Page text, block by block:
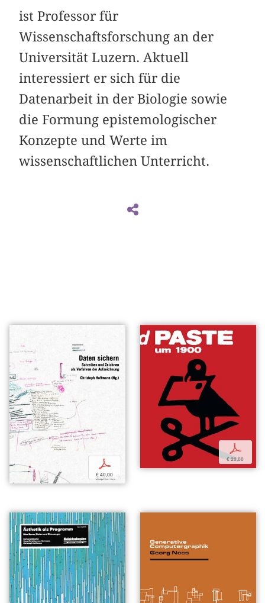
ist Professor für
Wissenschaftsforschung an der
Universität Luzern. Aktuell
interessiert er sich für die
Datenarbeit in der Biologie sowie
die Formung epistemologischer
Konzepte und Werte im
wissenschaftlichen Unterricht.
p
€ 40,00
p
€ 20,00